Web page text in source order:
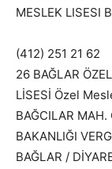
MESLEK LISESI
(412) 251 21 62
26 BAĞLAR
LİSESİ Özel
BAĞCILAR MAH.
BAKANLIĞI
BAĞLAR /